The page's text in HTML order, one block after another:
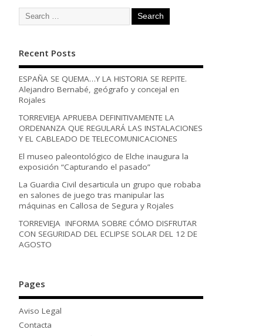
Recent Posts
ESPAÑA SE QUEMA…Y LA HISTORIA SE REPITE.
Alejandro Bernabé, geógrafo y concejal en
Rojales
TORREVIEJA APRUEBA DEFINITIVAMENTE LA
ORDENANZA QUE REGULARÁ LAS INSTALACIONES
Y EL CABLEADO DE TELECOMUNICACIONES
El museo paleontológico de Elche inaugura la
exposición “Capturando el pasado”
La Guardia Civil desarticula un grupo que robaba
en salones de juego tras manipular las
máquinas en Callosa de Segura y Rojales
TORREVIEJA INFORMA SOBRE CÓMO DISFRUTAR
CON SEGURIDAD DEL ECLIPSE SOLAR DEL 12 DE
AGOSTO
Pages
Aviso Legal
Contacta